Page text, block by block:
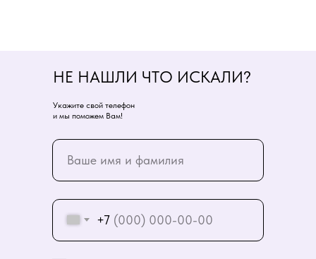
+7
НЕ НАШЛИ ЧТО ИСКАЛИ?
Укажите свой телефон
и мы поможем Вам!